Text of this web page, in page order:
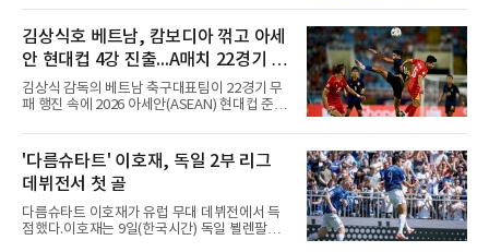
승자는 ACLE 본선에 오르고 패자는 2부 격 대회
인 AFC 챔피언스리그2(ACL2)로 향한다. 강원은
2024시즌 K리그1 준우승 자격으로 나선 지난 시
즌 ACLE에서 창단 첫 아시아 무대를 경험하며
16강에 진출했고, 2025시즌 리그 5위로 이번 출
전권을 얻었다.감바 오사카는 2025-2026시즌
ACL2 결승에서 크리스티아누 호날두의 소속팀
기세도 좋다.최근 리그 2연패로 상승세가 끊긴
강원은 이번 승리로 반등을 노린다. 김대
김상식호 베트남, 캄보디아 꺾고 아세
안 현대컵 4강 진출...A매치 22경기 무
패 질주
김상식 감독의 베트남 축구대표팀이 22경기 무
패 행진 속에 2026 아세안(ASEAN) 현대컵 준결
딘 국립경기장에서 열린 캄보디아와의 조별리그
A조 4차전에서 응우옌 딘 박의 2골과 상대 자책
골을 묶어 3-1로 이겼다. 3승 1무 승점 10으로
싱가포르(승점 8)를 제치고 조 1위를 차지했고,
A매치 연속 무패는 22경기(19승 3무)로 늘렸다.
종전 자국 기록은 18경기였다.2년마다 열리는
현대컵은 '동남아의 월드컵'으로 불리며, 스즈키
'다름슈타트' 이호재, 독일 2부 리그
데뷔전서 첫 골
다름슈타트 이호재가 유럽 무대 데뷔전에서 득
점했다.이호재는 9일(한국시간) 독일 뵐렌팔토